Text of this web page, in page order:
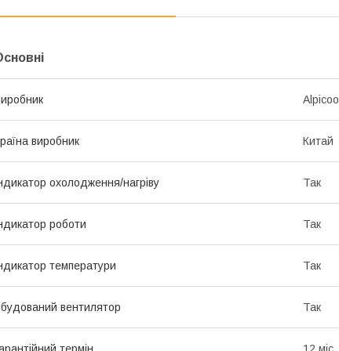
Alpicool
виробник Китай
охолодження/нагріву Так
роботи Так
температури Так
вентилятор Так
термін 12 міс